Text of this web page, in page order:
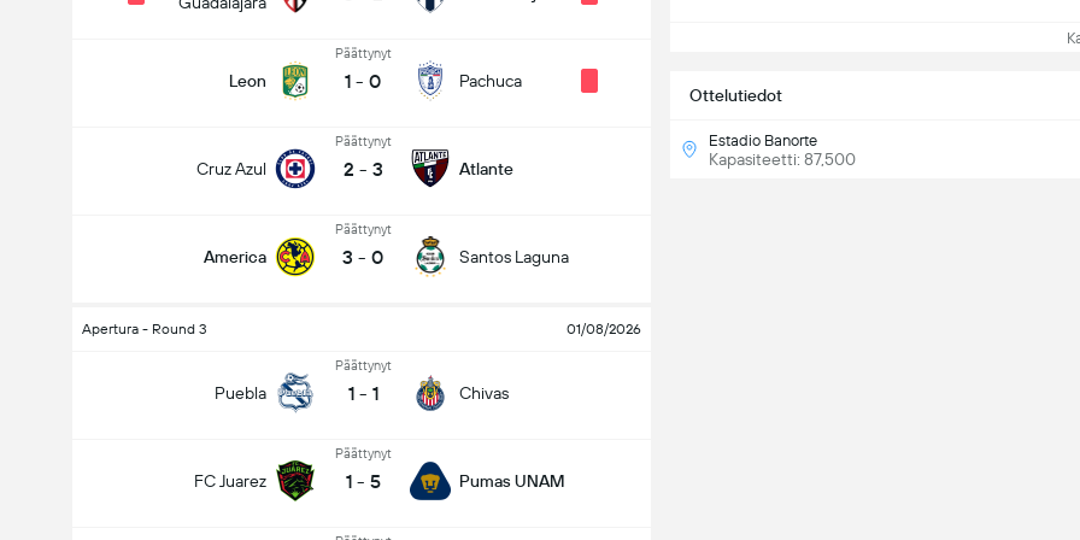
Leon
Päättynyt
1 - 0 Pachuca
Cruz Azul
Päättynyt
2 - 3 Atlante
America
Päättynyt
3 - 0 Santos Laguna
Apertura - Round 3 01/08/2026
Puebla
Päättynyt
1 - 1 Chivas
FC Juarez
Päättynyt
1 - 5 Pumas UNAM
Ottelutiedot
Estadio Banorte
Kapasiteetti: 87,500